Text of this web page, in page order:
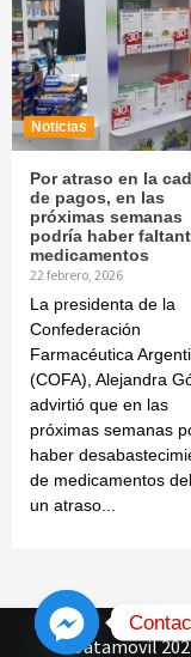
Noticias
Por atraso en la
de pagos, en las
próximas semanas
podría haber
medicamentos
22 febrero, 2026
La presidenta de la
Confederación
Farmacéutica
(COFA), Alejandra
advirtió que en las
próximas semanas
haber
de medicamentos
un atraso...
Datamovil